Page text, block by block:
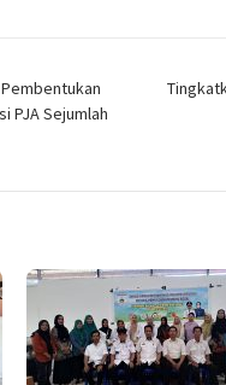
PJA Sejumlah